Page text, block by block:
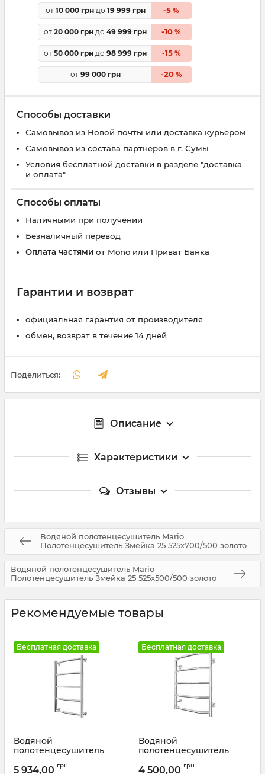
от 10 000 грндо 19 999 грн -5 %
от 20 000 грн до 49 999 грн -10 %
от 50 000 грн до 98 999 грн -15%
от 99 000 грн -20%
Способы доставки
Самовывоз из Новой почты или доставка курьером
Самовывоз из состава партнеров в г. Сумы
Условия бесплатной доставки в разделе "доставка
и оплата"
Способы оплаты
Наличными при получении
Безналичный перевод
Оплата частями от Mono или Приват Банка
Гарантии и возврат
официальная гарантия от производителя
обмен, возврат в течение 14 дней
Поделиться:
Описание
Характеристики
Отзывы
Водяной полотенцесушитель Mario
Полотенцесушитель Змейка 25 525х700/500 золото
Водяной полотенцесушитель Mario
Полотенцесушитель Змейка 25 525х500/500 золото
Рекомендуемые товары
Бесплатная доставка
Водяной
полотенцесушитель
570х430/400 белый
5 934,00 грн
Бесплатная доставка
Водяной
полотенцесушитель
570х430/400
4 500,00 грн